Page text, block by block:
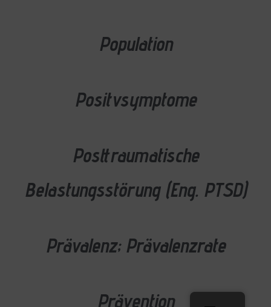
Population
Positvsymptome
Posttraumatische
Belastungsstörung (Eng. PTSD)
Prävalenz; Prävalenzrate
Prävention